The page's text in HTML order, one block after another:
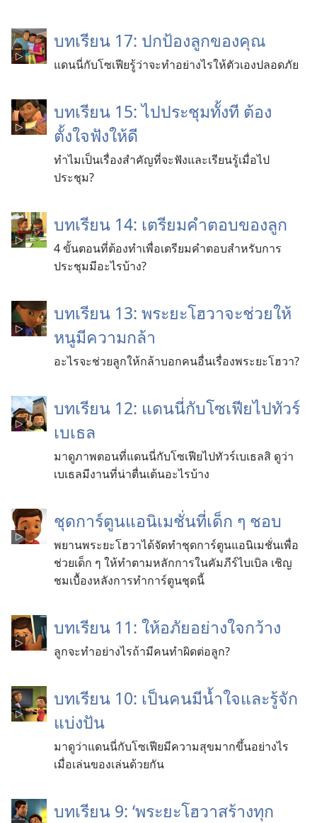
บทเรียน 17: ปกป้องลูกของคุณ
แดนนี่กับโซเฟียรู้ว่าจะทำอย่างไรให้ตัวเองปลอดภัย
บทเรียน 15: ไปประชุมทั้งที ต้อง
ตั้งใจฟังให้ดี
ทำไมเป็นเรื่องสำคัญที่จะฟังและเรียนรู้เมื่อไป
ประชุม?
บทเรียน 14: เตรียมคำตอบของลูก
4 ขั้นตอนที่ต้องทำเพื่อเตรียมคำตอบสำหรับการ
ประชุมมีอะไรบ้าง?
บทเรียน 13: พระยะโฮวาจะช่วยให้
หนูมีความกล้า
อะไรจะช่วยลูกให้กล้าบอกคนอื่นเรื่องพระยะโฮวา?
บทเรียน 12: แดนนี่กับโซเฟียไปทัวร์
เบเธล
มาดูภาพตอนที่แดนนี่กับโซเฟียไปทัวร์เบเธลสิ ดูว่า
เบเธลมีงานที่น่าตื่นเต้นอะไรบ้าง
ชุดการ์ตูนแอนิเมชั่นที่เด็ก ๆ ชอบ
พยานพระยะโฮวาได้จัดทำชุดการ์ตูนแอนิเมชั่นเพื่อ
ช่วยเด็ก ๆ ให้ทำตามหลักการในคัมภีร์ไบเบิล เชิญ
ชมเบื้องหลังการทำการ์ตูนชุดนี้
บทเรียน 11: ให้อภัยอย่างใจกว้าง
ลูกจะทำอย่างไรถ้ามีคนทำผิดต่อลูก?
บทเรียน 10: เป็นคนมีน้ำใจและรู้จัก
แบ่งปัน
มาดูว่าแดนนี่กับโซเฟียมีความสุขมากขึ้นอย่างไร
เมื่อเล่นของเล่นด้วยกัน
บทเรียน 9: ‘พระยะโฮวาสร้างทุก